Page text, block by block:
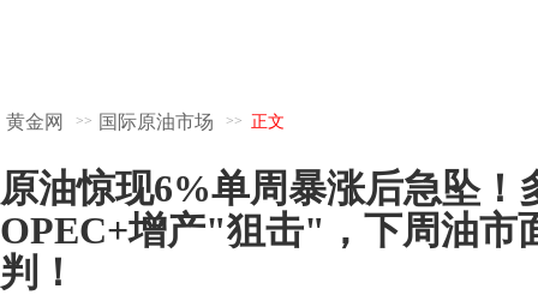
黄金网 >> 国际原油市场 >> 正文
原油惊现6%单周暴涨后急坠！
OPEC+增产"狙击"，下周油市
判！